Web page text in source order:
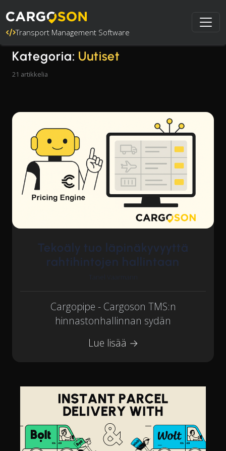
Transport Management Software
Kategoria: Uutiset
21 artikkelia
Tekoäly tuo läpinäkyvyyttä
rahtihintojen hallintaan
Tanel Vaarmann
Cargopipe - Cargoson TMS:n
hinnastonhallinnan sydän
Lue lisää →